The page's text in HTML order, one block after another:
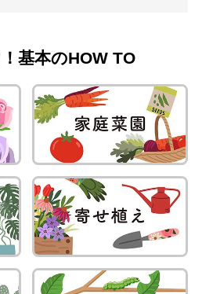
基本のHOW TO